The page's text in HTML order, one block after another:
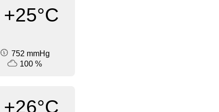
+25°C
752 mmHg
100 %
+26°C